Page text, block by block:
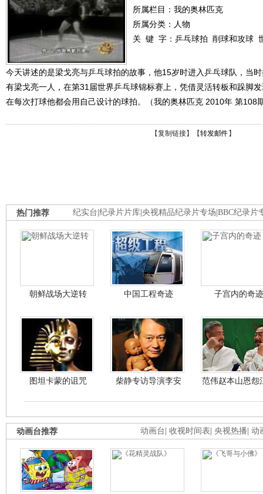
所属栏目： 我的奥林匹克
所属分类：人物
关 键 字： 乒乓球拍 削球和攻球
今天讲述的是梁戈亮与乒乓球拍的故事，他15岁时进入乒乓球队，当
有梁戈亮一人，在第31届世界乒乓球锦标赛上，凭借灵活转板和跺脚
在每次打球他都会用自己设计的球拍。（我的奥林匹克 2010年 第108
【复制链接】【转发邮件 】
纪实台 纪录片片库 央视精品纪录片专场 BBC纪录片
热门推荐
朝鲜战场大逆转 中国工程奇迹 子宫内的奇迹
图坦卡蒙的诅咒 柴静专访导演李安 范伟赵本山恩怨
动画台 收视时间表 央视热播 动
动画台推荐